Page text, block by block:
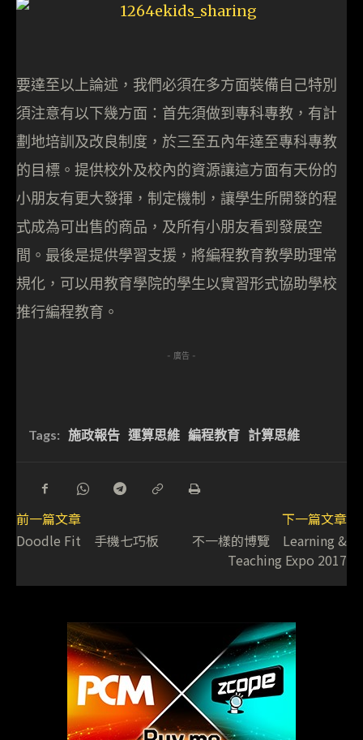
要達至以上論述，我們必須在多方面裝備自己特別
須注意有以下幾方面：首先須做到專科專教，有計
劃地培訓及改良制度，於三至五內年達至專科專教
的目標。提供校外及校內的資源讓這方面有天份的
小朋友有更大發揮，制定機制，讓學生所開發的程
式成為可出售的商品，及所有小朋友看到發展空
間。最後是提供學習支援，將編程教育教學助理常
規化，可以用教育學院的學生以實習形式協助學校
推行編程教育。
- 廣告 -
Tags: 施政報告 運算思維 編程教育 計算思維
前一篇文章
Doodle Fit 手機七巧板
下一篇文章
不一樣的博覽 Learning &
Teaching Expo 2017